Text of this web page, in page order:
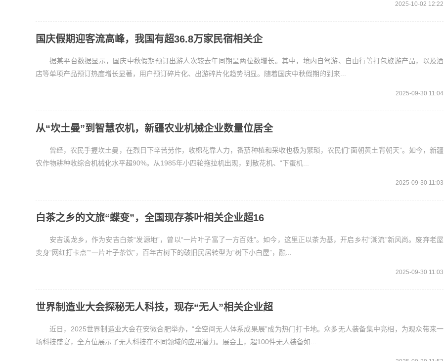
2025-10-02 12:22
国庆假期迎客流高峰，我国有超36.8万家民宿相关企
据某平台数据显示，国庆中秋假期预订出游人次较去年同期呈两位数增长。其中，境内自驾游、自由行等打包旅游产品，以及酒
店等单项产品预订热度增长显著，用户预订碎片化、出游碎片化趋势明显。随着国庆中秋假期的到来...
2025-09-30 11:04
从“坎土曼”到智慧农机，新疆农业机械企业数量位居全
曾经，农民手握坎土曼，在烈日下辛苦劳作，收棉花靠人力，番茄种植和采收也极为繁琐，农民们“面朝黄土背朝天”。如今，新疆
农作物耕种收综合机械化水平超90%。从1985年小四轮拖拉机出现，到散花机、“下蛋机...
2025-09-30 11:03
白茶之乡的文旅“蝶变”，全国现存茶叶相关企业超16
安吉溪龙乡，作为安吉白茶“发源地”，曾以“一片叶子富了一方百姓”。如今，这里正以茶为基，开启乡村“潮流”新风尚。废弃老屋
变身“网红打卡点”“一片叶子茶饮”，百年古树下的破旧民居转型为“树下小白屋”，融...
2025-09-30 11:03
世界制造业大会探秘无人科技，现存“无人”相关企业超
近日，2025世界制造业大会在安徽合肥举办，“全空间无人体系成果展”成为热门打卡地。众多无人装备集中亮相，为观众带来一
场科技盛宴，全方位展示了无人科技在不同领域的应用潜力。展会上，超100件无人装备如...